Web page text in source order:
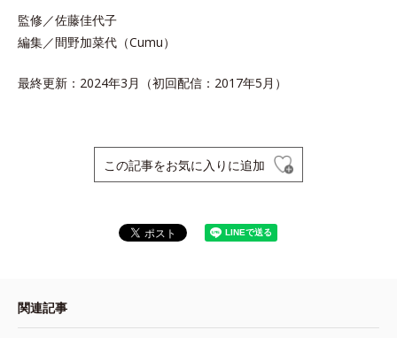
監修／佐藤佳代子
編集／間野加菜代（Cumu）
最終更新：2024年3月（初回配信：2017年5月）
この記事をお気に入りに追加
関連記事